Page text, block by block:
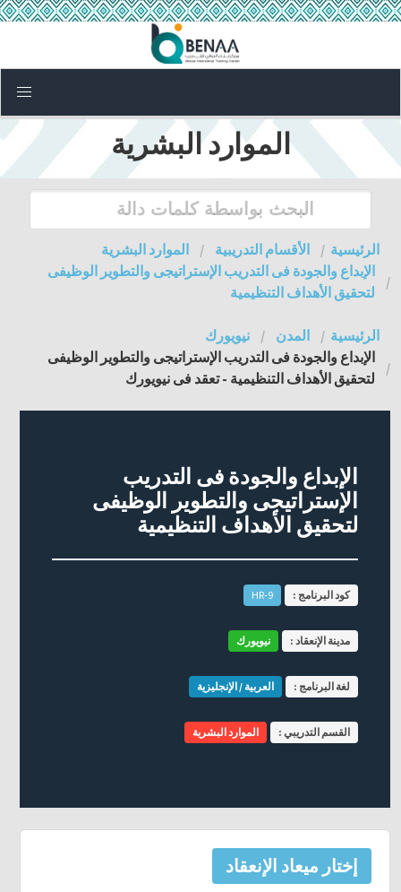
الموارد البشرية
الرئيسية الأقسام التدريبية
الموارد البشرية
الإبداع والجودة فى التدريب الإستراتيجى والتطوير الوظيفى
لتحقيق الأهداف التنظيمية
الرئيسية المدن
نيويورك
الإبداع والجودة فى التدريب الإستراتيجى والتطوير الوظيفى
لتحقيق الأهداف التنظيمية - تعقد فى نيويورك
الإبداع والجودة فى التدريب
الإستراتيجى والتطوير الوظيفى
لتحقيق الأهداف التنظيمية
كود البرنامج : HR-9
مدينة الإنعقاد : نيويورك
لغة البرنامج : العربية / الإنجليزية
القسم التدريبي : الموارد البشرية
إختار ميعاد الإنعقاد